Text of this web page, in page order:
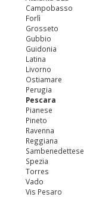
Campobasso
Forlì
Grosseto
Gubbio
Guidonia
Latina
Livorno
Ostiamare
Perugia
Pescara
Pianese
Pineto
Ravenna
Reggiana
Sambenedettese
Spezia
Torres
Vado
Vis Pesaro